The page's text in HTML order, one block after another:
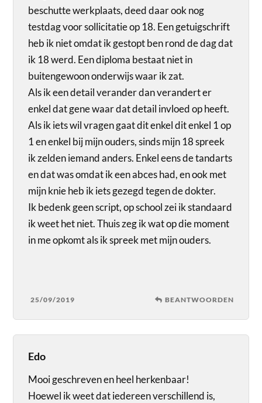
beschutte werkplaats, deed daar ook nog
testdag voor sollicitatie op 18. Een getuigschrift
heb ik niet omdat ik gestopt ben rond de dag dat
ik 18 werd. Een diploma bestaat niet in
buitengewoon onderwijs waar ik zat.
Als ik een detail verander dan verandert er
enkel dat gene waar dat detail invloed op heeft.
Als ik iets wil vragen gaat dit enkel dit enkel 1 op
1 en enkel bij mijn ouders, sinds mijn 18 spreek
ik zelden iemand anders. Enkel eens de tandarts
en dat was omdat ik een abces had, en ook met
mijn knie heb ik iets gezegd tegen de dokter.
Ik bedenk geen script, op school zei ik standaard
ik weet het niet. Thuis zeg ik wat op die moment
in me opkomt als ik spreek met mijn ouders.
25/09/2019 BEANTWOORDEN
Edo
Mooi geschreven en heel herkenbaar!
Hoewel ik weet dat iedereen verschillend is,